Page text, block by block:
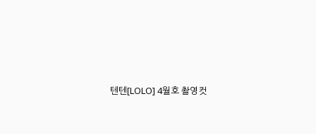
텐텐[LOLO] 4월호 촬영컷